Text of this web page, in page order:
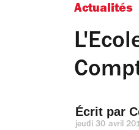
Actualités
Écrit par
jeudi 30 avril